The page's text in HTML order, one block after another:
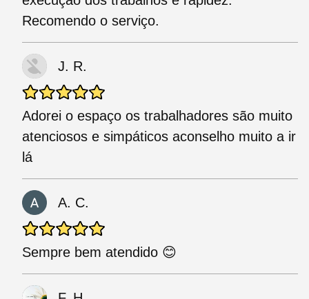
Recomendo o serviço.
J. R.
Adorei o espaço os trabalhadores são muito
atenciosos e simpáticos aconselho muito a ir
lá
A. C.
Sempre bem atendido 😊